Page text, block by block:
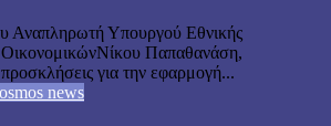
Αναπληρωτή Υπουργού Εθνικής
ΟικονομικώνΝίκου Παπαθανάση,
για την εφαρμογή...
news